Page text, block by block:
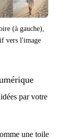
(à gauche),
vers l'image
par votre
une toile